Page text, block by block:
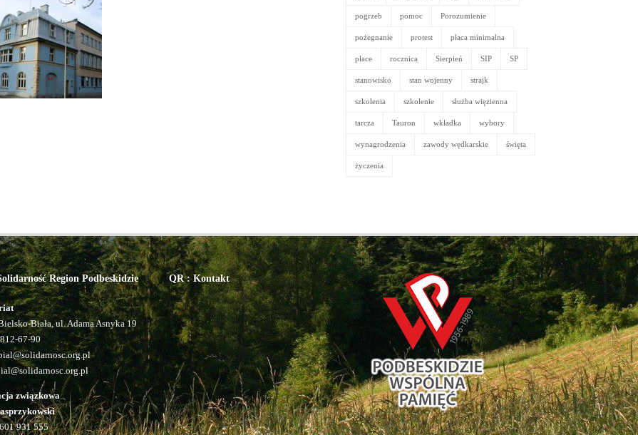
pogrzeb pomoc Porozumienie
pożegnanie protest płaca minimalna
płace rocznica Sierpień SIP SP
stanowisko stan wojenny strajk
szkolenia szkolenie służba więzienna
tarcza Tauron wkładka wybory
wynagrodzenia zawody wędkarskie święta
życzenia
Region Podbeskidzie
Biała, ul. Adama Asnyka 19
67-90
związkowa
931 555
QR : Kontakt